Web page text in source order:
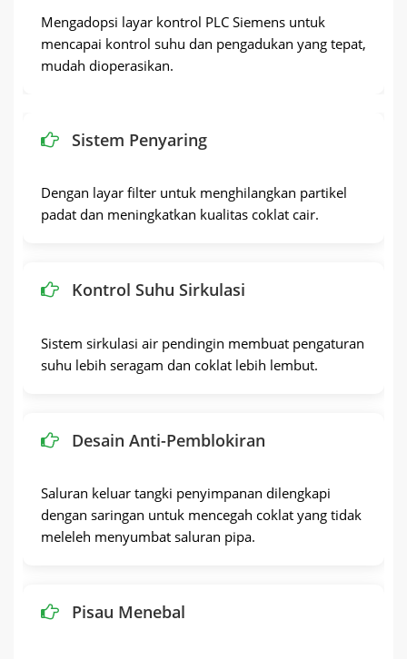
Mengadopsi layar kontrol PLC Siemens untuk
mencapai kontrol suhu dan pengadukan yang tepat,
mudah dioperasikan.
Sistem Penyaring
Dengan layar filter untuk menghilangkan partikel
padat dan meningkatkan kualitas coklat cair.
Kontrol Suhu Sirkulasi
Sistem sirkulasi air pendingin membuat pengaturan
suhu lebih seragam dan coklat lebih lembut.
Desain Anti-Pemblokiran
Saluran keluar tangki penyimpanan dilengkapi
dengan saringan untuk mencegah coklat yang tidak
meleleh menyumbat saluran pipa.
Pisau Menebal